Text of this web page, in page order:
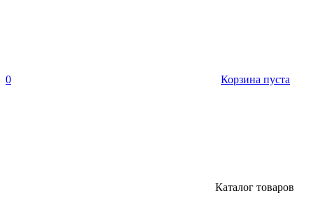
0 Корзина пуста
Каталог товаров